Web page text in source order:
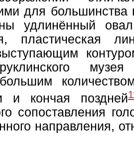
для большинства
удлинённый
пластическая
и кончая поздней
сопоставления
направления,